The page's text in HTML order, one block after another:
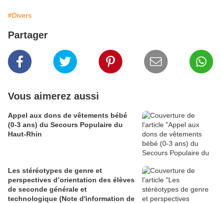
#Divers
Partager
Vous aimerez aussi
Appel aux dons de vêtements bébé
(0-3 ans) du Secours Populaire du
Haut-Rhin
Les stéréotypes de genre et
perspectives d’orientation des élèves
de seconde générale et
technologique (Note d'information de